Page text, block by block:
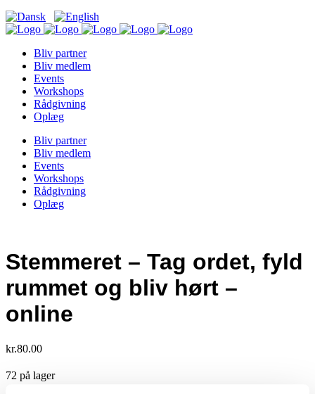
Bliv partner
Bliv medlem
Events
Workshops
Rådgivning
Oplæg
Bliv partner
Bliv medlem
Events
Workshops
Rådgivning
Oplæg
Stemmeret – Tag ordet, fyld
rummet og bliv hørt –
online
kr.80.00
72 på lager